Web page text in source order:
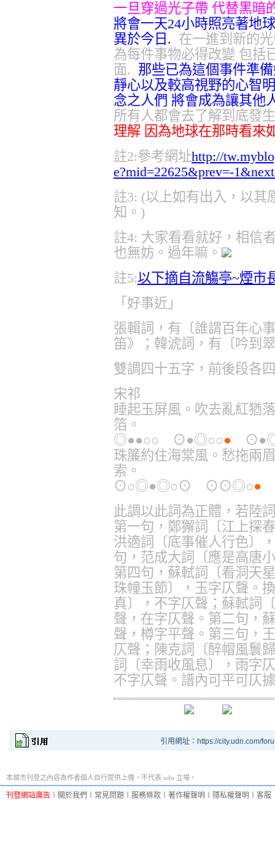
一旦穿過光子帶 代替黑暗
將會一天24小時照亮著地
異於今日. 在一進到新的
為每件事物必得改變 包括
面. 那些已為這個事件準
靜心以及較高視野的心智
念之人們 將會成為讓其他
所有人都會去了解到底發
理解 因為地球在那時看來
註2:參考網址http://
e?mid=22625&prev=-
註3: (以上如有出入，以其
知。)
註4: 大家看看就好，相信
也無妨。過年嘛。
註5:以下摘自流觴亭~煙市
「好事近」
張輯詞，有〔誰謂百年心
笛》；韓淲詞，有〔吟到
雙調四十五字，前後段各
宋祁
睡起玉屏風。吹去亂紅猶
箔。
◎●●○○ ⊙●◎○○●
珠簾約住海棠風。愁拖兩
索。
⊙○◎●◎○⊙ ⊙⊙◎○●
此調以此詞為正體，若陸
第一句，鄭獬詞〔江上探
洪適詞〔底事催人行色〕
句，范成大詞〔應是高唐
第四句，蘇軾詞〔看洞天
珠幢玉節〕，玉字仄聲。
真〕，不字仄聲；蘇軾詞
聲，在字仄聲。第二句，
聲，樽字平聲。第三句，
仄聲；陳克詞〔醉帽風鬟
詞〔幸雨收風息〕，雨字
不字仄聲。譜內可平可仄
引用網址：https://city.udn.com/
本城市刊登之內容為作者個人自行提供上傳，不代表 udn 立場。
刊登網站廣告 關於我們 常見問題 服務條款 著作權聲明 隱私權聲明 客服